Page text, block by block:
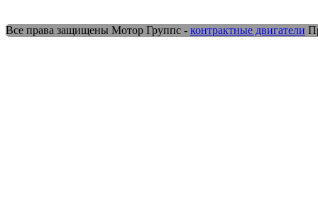
Все права защищены Мотор Группс - контрактные двигатели